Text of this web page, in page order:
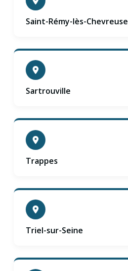
Saint-Rémy-lès-Chevreuse
Sartrouville
Trappes
Triel-sur-Seine